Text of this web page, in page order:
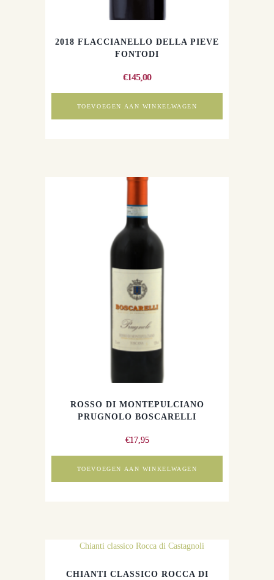
2018 FLACCIANELLO DELLA PIEVE
FONTODI
€145,00
TOEVOEGEN AAN WINKELWAGEN
ROSSO DI MONTEPULCIANO
PRUGNOLO BOSCARELLI
€17,95
TOEVOEGEN AAN WINKELWAGEN
CHIANTI CLASSICO ROCCA DI